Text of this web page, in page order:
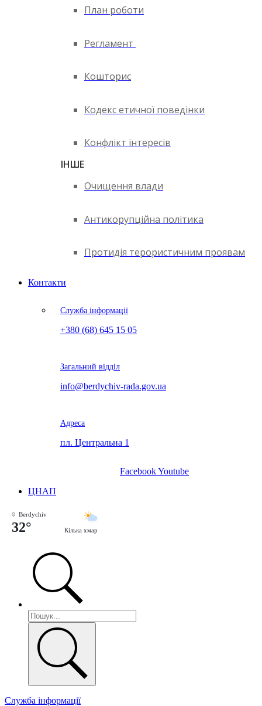
План роботи
Регламент
Кошторис
Кодекс етичної поведінки
Конфлікт інтересів
ІНШЕ
Очищення влади
Антикорупційна політика
Протидія терористичним проявам
Контакти
Служба інформації
+380 (68) 645 15 05
Загальний відділ
info@berdychiv-rada.gov.ua
Адреса
пл. Центральна 1
FacebookYoutube
ЦНАП
Berdychiv
32° Кілька хмар
Служба інформації